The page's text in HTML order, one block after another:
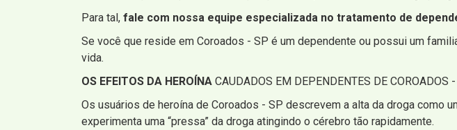
Para tal, fale com nossa equipe especializada no tratamento de
Se você que reside em Coroados - SP é um dependente ou possui um
vida.
OS EFEITOS DA HEROÍNA CAUDADOS EM DEPENDENTES DE COROADOS
Os usuários de heroína de Coroados - SP descrevem a alta da droga como
experimenta uma “pressa” da droga atingindo o cérebro tão rapidamente.